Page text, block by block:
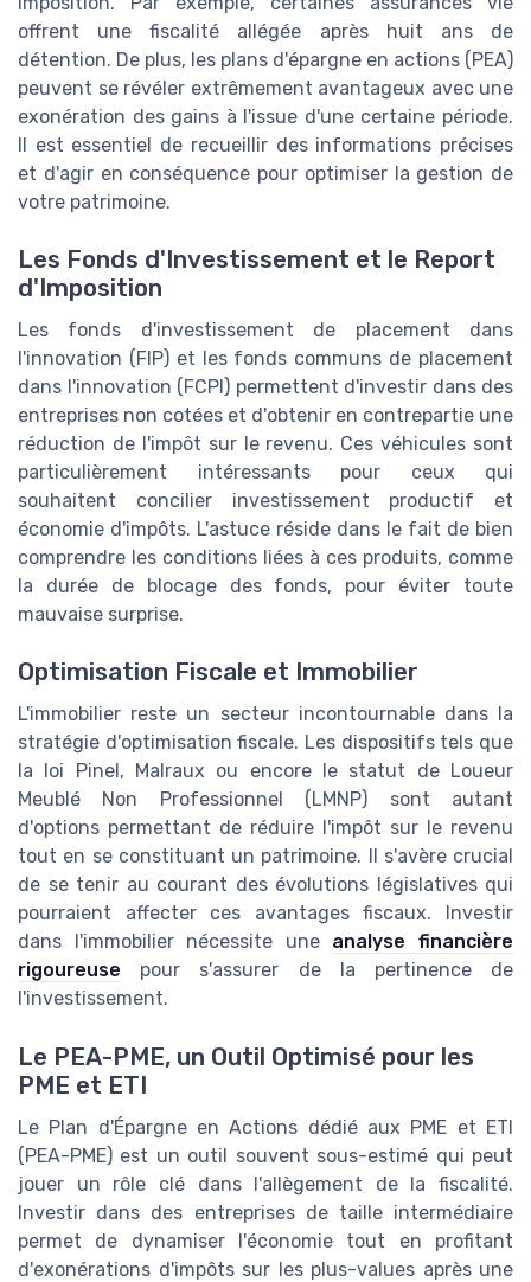
offrent une fiscalité allégée après huit ans de
détention. De plus, les plans d'épargne en actions (PEA)
peuvent se révéler extrêmement avantageux avec une
exonération des gains à l'issue d'une certaine période.
Il est essentiel de recueillir des informations précises
et d'agir en conséquence pour optimiser la gestion de
votre patrimoine.
Les Fonds d'Investissement et le Report
d'Imposition
Les fonds d'investissement de placement dans
l'innovation (FIP) et les fonds communs de placement
dans l'innovation (FCPI) permettent d'investir dans des
entreprises non cotées et d'obtenir en contrepartie une
réduction de l'impôt sur le revenu. Ces véhicules sont
particulièrement intéressants pour ceux qui
souhaitent concilier investissement productif et
économie d'impôts. L'astuce réside dans le fait de bien
comprendre les conditions liées à ces produits, comme
la durée de blocage des fonds, pour éviter toute
mauvaise surprise.
Optimisation Fiscale et Immobilier
L'immobilier reste un secteur incontournable dans la
stratégie d'optimisation fiscale. Les dispositifs tels que
la loi Pinel, Malraux ou encore le statut de Loueur
Meublé Non Professionnel (LMNP) sont autant
d'options permettant de réduire l'impôt sur le revenu
tout en se constituant un patrimoine. Il s'avère crucial
de se tenir au courant des évolutions législatives qui
pourraient affecter ces avantages fiscaux. Investir
dans l'immobilier nécessite une analyse financière
rigoureuse pour s'assurer de la pertinence de
l'investissement.
Le PEA-PME, un Outil Optimisé pour les
PME et ETI
Le Plan d'Épargne en Actions dédié aux PME et ETI
(PEA-PME) est un outil souvent sous-estimé qui peut
jouer un rôle clé dans l'allègement de la fiscalité.
Investir dans des entreprises de taille intermédiaire
permet de dynamiser l'économie tout en profitant
d'exonérations d'impôts sur les plus-values après une